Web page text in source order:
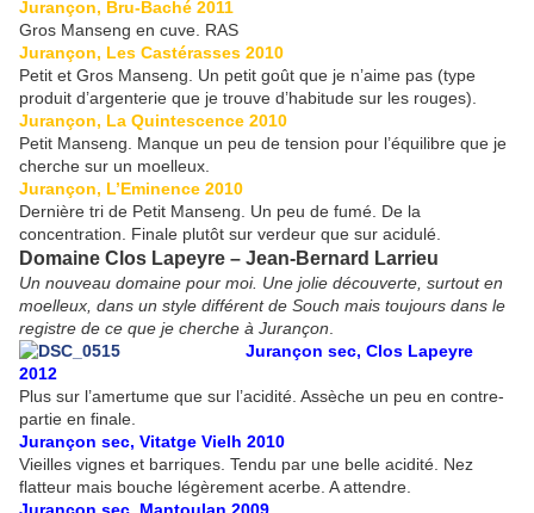
Jurançon, Bru-Baché 2011
Gros Manseng en cuve. RAS
Jurançon, Les Castérasses 2010
Petit et Gros Manseng. Un petit goût que je n’aime pas (type
produit d’argenterie que je trouve d’habitude sur les rouges).
Jurançon, La Quintescence 2010
Petit Manseng. Manque un peu de tension pour l’équilibre que je
cherche sur un moelleux.
Jurançon, L’Eminence 2010
Dernière tri de Petit Manseng. Un peu de fumé. De la
concentration. Finale plutôt sur verdeur que sur acidulé.
Domaine Clos Lapeyre – Jean-Bernard Larrieu
Un nouveau domaine pour moi. Une jolie découverte, surtout en
moelleux, dans un style différent de Souch mais toujours dans le
registre de ce que je cherche à Jurançon
Jurançon sec, Clos Lapeyre
2012
Plus sur l’amertume que sur l’acidité. Assèche un peu en contre-
partie en finale.
Jurançon sec, Vitatge Vielh 2010
Vieilles vignes et barriques. Tendu par une belle acidité. Nez
flatteur mais bouche légèrement acerbe. A attendre.